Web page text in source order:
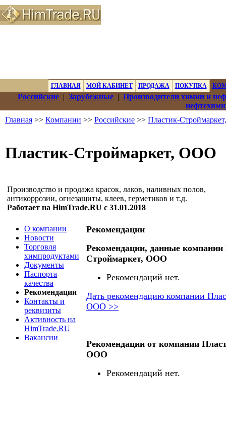
ГЛАВНАЯ МОЙ КАБИНЕТ ПРОДАЖА ПОКУПКА
Российские| Зарубежные| Производители химии и
Главная >> Компании >> Российские >> Пластик-
Пластик-Строймаркет, ООО
Производство и продажа красок, лаков, наливных полов,
антикоррозии, огнезащиты, клеев, герметиков и т.д.
Работает на HimTrade.RU с 31.01.2018
О компании
Новости
Торговля
химпродуктами
Документы
Паспорта
качества
Рекомендации
Контакты и
реквизиты
Активность на
HimTrade.RU
Вакансии
Рекомендации
Рекомендации, данные компании
Строймаркет, ООО
Рекомендаций нет.
Дать рекомендацию компании
ООО >>
Рекомендации от компании
ООО
Рекомендаций нет.